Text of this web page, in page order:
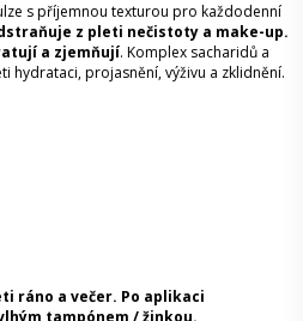
s příjemnou texturou pro každodenní
z pleti nečistoty a make-up.
a zjemňují. Komplex sacharidů a
hydrataci, projasnění, výživu a zklidnění.
ráno a večer. Po aplikaci